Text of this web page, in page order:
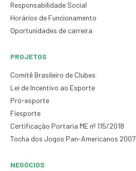
Responsabilidade Social
Horários de Funcionamento
Oportunidades de carreira
PROJETOS
Comitê Brasileiro de Clubes
Lei de Incentivo ao Esporte
Pró-esporte
Fiesporte
Certificação Portaria ME nº 115/2018
Tocha dos Jogos Pan-Americanos 2007
NEGÓCIOS